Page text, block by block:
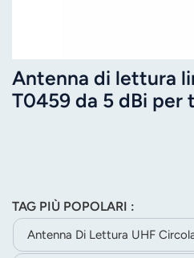
Antenna di lettura
T0459 da 5 dBi per
TAG PIÙ POPOLARI :
Antenna Di Lettura UHF